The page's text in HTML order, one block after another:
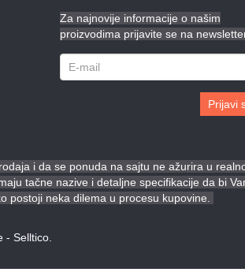
Za najnovije informacije o našim
proizvodima prijavite se na
Prijavi
i da se ponuda na sajtu ne ažurira u
tačne nazive i detaljne specifikacije da bi
postoji neka dilema u procesu kupovine.
- Selltico.